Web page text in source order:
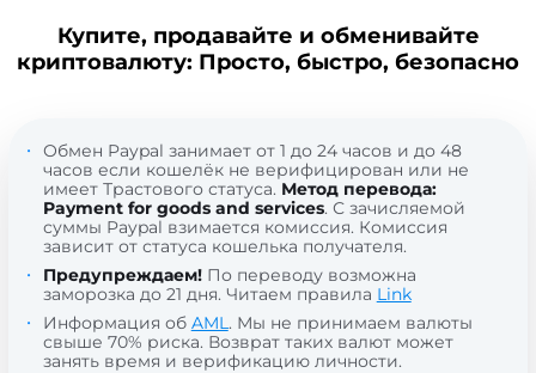
Купите, продавайте и обменивайте
криптовалюту: Просто, быстро, безопасно
Обмен Paypal занимает от 1 до 24 часов и до 48
часов если кошелёк не верифицирован или не
имеет Трастового статуса. Метод перевода:
Payment for goods and services. С зачисляемой
суммы Paypal взимается комиссия. Комиссия
зависит от статуса кошелька получателя.
Предупреждаем!По переводу возможна
заморозка до 21 дня. Читаем правила Link
Информация об AML. Мы не принимаем валюты
свыше 70% риска. Возврат таких валют может
занять время и верификацию личности.